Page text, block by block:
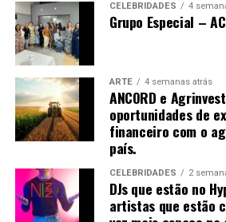
Uma vez que o de-qi é observado,
utilizadas para “influenciar” o de-qi:
através de certa manipulação, o de-
supostamente, ser transferido do
locais mais distantes do corpo.
objetivam “tonificar” (chinês: 补;
(chinês: 泄; pinyin: xiè) o qi.
As primeiras técnicas são usadas
CELEBRIDADES 4
Grupo Especial –
ARTE 4 semanas atrás
ANCORD e
oportunidades de
financeiro com o
país.
CELEBRIDADES 2
DJs que estão no
artistas que estão